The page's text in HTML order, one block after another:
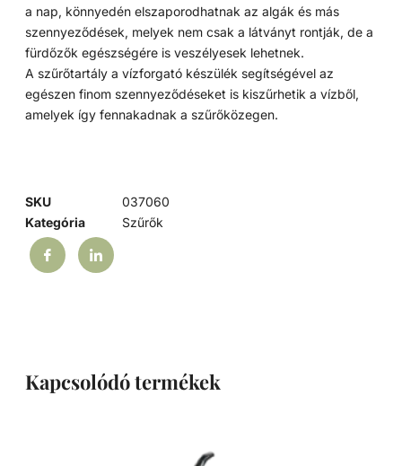
a nap, könnyedén elszaporodhatnak az algák és más
szennyeződések, melyek nem csak a látványt rontják, de a
fürdőzők egészségére is veszélyesek lehetnek.
A szűrőtartály a vízforgató készülék segítségével az
egészen finom szennyeződéseket is kiszűrhetik a vízből,
amelyek így fennakadnak a szűrőközegen.
SKU
037060
Kategória
Szűrők
Kapcsolódó termékek